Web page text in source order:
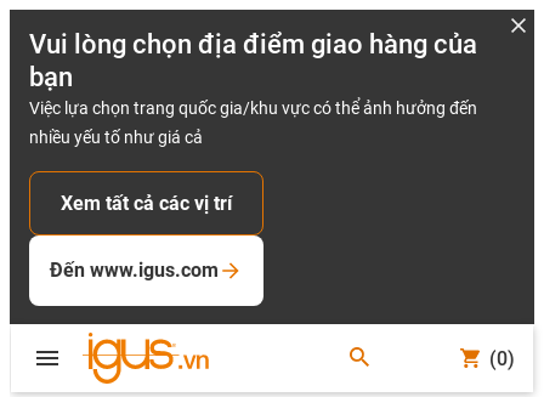
Vui lòng chọn địa điểm giao hàng của
bạn
Việc lựa chọn trang quốc gia/khu vực có thể ảnh hưởng đến
nhiều yếu tố như giá cả
Xem tất cả các vị trí
Đến www.igus.com
(0)